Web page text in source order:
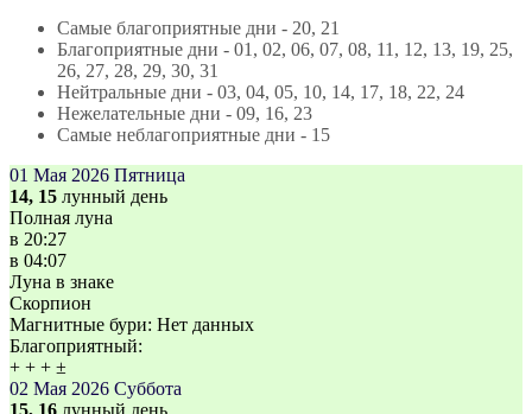
Самые благоприятные дни - 20, 21
Благоприятные дни - 01, 02, 06, 07, 08, 11, 12, 13, 19, 25,
26, 27, 28, 29, 30, 31
Нейтральные дни - 03, 04, 05, 10, 14, 17, 18, 22, 24
Нежелательные дни - 09, 16, 23
Самые неблагоприятные дни - 15
01 Мая 2026 Пятница
14, 15 лунный день
Полная луна
в 20:27
в 04:07
Луна в знаке
Скорпион
Магнитные бури: Нет данных
Благоприятный:
+ + + ±
02 Мая 2026 Суббота